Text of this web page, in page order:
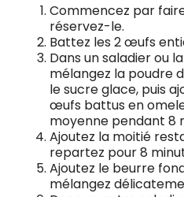
Commencez par
réservez-le.
Battez les 2 œufs
Dans un saladier ou
mélangez la poudre
le sucre glace, puis
œufs battus en
moyenne pendant 8
Ajoutez la moitié
repartez pour 8
Ajoutez le beurre
mélangez